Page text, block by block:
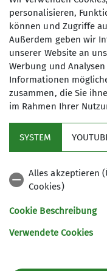
Datenschutz-
berechtigtes
Webseite zu
automatisierten
Aktuelles
Sektion Ludwigshafen am
personalisieren,
können und Zugriffe
Außerdem geben wir
unserer Website an
Werbung und
Informationen
zusammen, die Sie
im Rahmen Ihrer
SYSTEM
Alles akzeptieren
Cookies)
Cookie Beschreibung
Verwendete Cookies